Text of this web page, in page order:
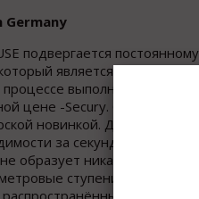
Germany
подвергается
является
выполнения
цене -Secury. Она
новинкой. Данная
за секунды
образует никакого
ступени, что